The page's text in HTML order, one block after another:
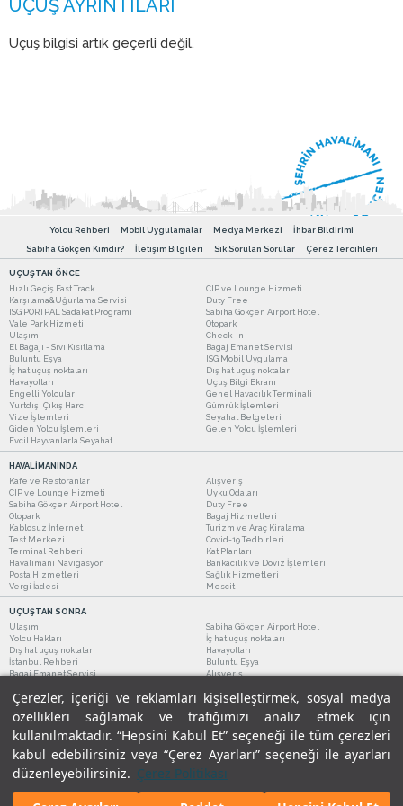
Çerezler, içeriği ve reklamları kişiselleştirmek, sosyal medya
özellikleri sağlamak ve trafiğimizi analiz etmek için
kullanılmaktadır. “Hepsini Kabul Et” seçeneği ile tüm çerezleri
kabul edebilirsiniz veya “Çerez Ayarları” seçeneği ile ayarları
düzenleyebilirsiniz. Çerez Politikası
Uçuş bilgisi artık geçerli değil.
Yolcu Rehberi Mobil Uygulamalar Medya Merkezi
İhbar Bildirimi
Sabiha Gökçen Kimdir?
İletişim Bilgileri Sık Sorulan Sorular Çerez Tercihleri
UÇUŞTAN ÖNCE
Hızlı Geçiş Fast Track
CIP ve Lounge Hizmeti
Karşılama&Uğurlama Servisi
Duty Free
ISG PORTPAL Sadakat Programı
Sabiha Gökçen Airport Hotel
Vale Park Hizmeti
Otopark
Ulaşım
Check-in
El Bagajı - Sıvı Kısıtlama
Bagaj Emanet Servisi
Buluntu Eşya
ISG Mobil Uygulama
İç hat uçuş noktaları
Dış hat uçuş noktaları
Havayolları
Uçuş Bilgi Ekranı
Engelli Yolcular
Genel Havacılık Terminali
Yurtdışı Çıkış Harcı
Gümrük İşlemleri
Vize İşlemleri
Seyahat Belgeleri
Giden Yolcu İşlemleri
Gelen Yolcu İşlemleri
Evcil Hayvanlarla Seyahat
HAVALİMANINDA
Kafe ve Restoranlar
Alışveriş
CIP ve Lounge Hizmeti
Uyku Odaları
Sabiha Gökçen Airport Hotel
Duty Free
Otopark
Bagaj Hizmetleri
Kablosuz İnternet
Turizm ve Araç Kiralama
Test Merkezi
Covid-19 Tedbirleri
Terminal Rehberi
Kat Planları
Havalimanı Navigasyon
Bankacılık ve Döviz İşlemleri
Posta Hizmetleri
Sağlık Hizmetleri
Vergi İadesi
Mescit
UÇUŞTAN SONRA
Ulaşım
Sabiha Gökçen Airport Hotel
Yolcu Hakları
İç hat uçuş noktaları
Dış hat uçuş noktaları
Havayolları
İstanbul Rehberi
Buluntu Eşya
Bagaj Emanet Servisi
Alışveriş